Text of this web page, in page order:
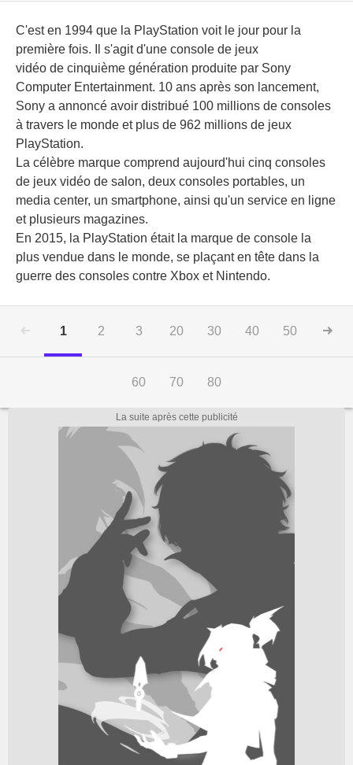
C'est en 1994 que la PlayStation voit le jour pour la
première fois. Il s'agit d'une console de jeux
vidéo de cinquième génération produite par Sony
Computer Entertainment. 10 ans après son lancement,
Sony a annoncé avoir distribué 100 millions de consoles
à travers le monde et plus de 962 millions de jeux
PlayStation.
La célèbre marque comprend aujourd'hui cinq consoles
de jeux vidéo de salon, deux consoles portables, un
media center, un smartphone, ainsi qu'un service en ligne
et plusieurs magazines.
En 2015, la PlayStation était la marque de console la
plus vendue dans le monde, se plaçant en tête dans la
guerre des consoles contre Xbox et Nintendo.
1 2 3 20 30 40 50
60 70 80